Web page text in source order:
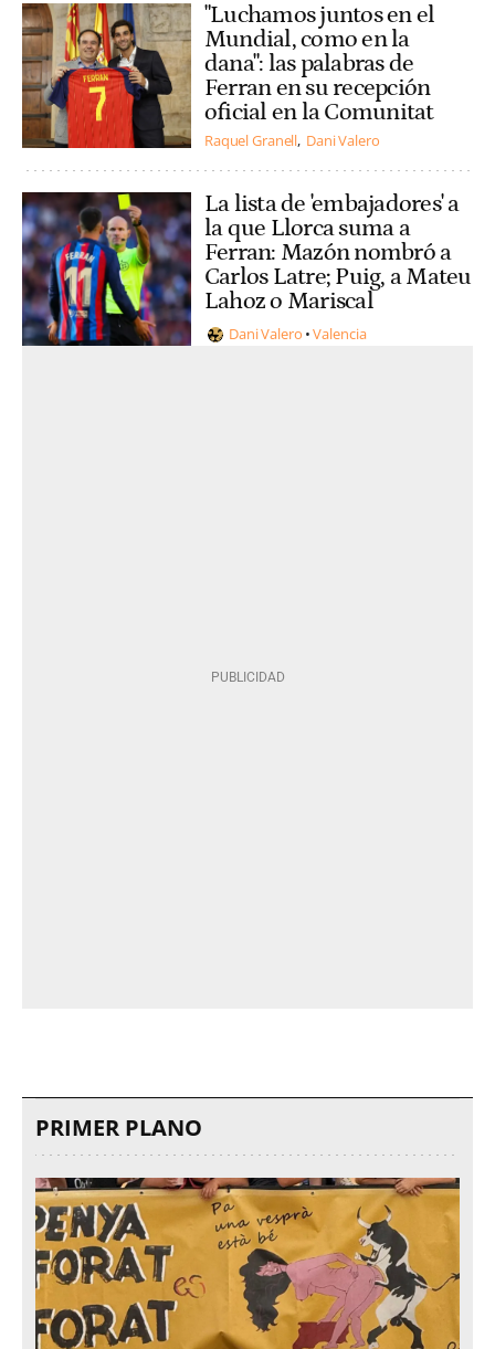
"Luchamos juntos en el
Mundial, como en la
dana": las palabras de
Ferran en su recepción
oficial en la Comunitat
Raquel Granell Dani Valero
La lista de 'embajadores' a
la que Llorca suma a
Ferran: Mazón nombró a
Carlos Latre; Puig, a Mateu
Lahoz o Mariscal
Dani Valero Valencia
PRIMER PLANO